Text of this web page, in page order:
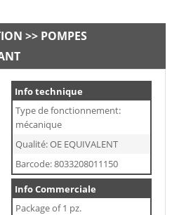
>> POMPES
Info technique
Type de fonctionnement:
mécanique
Qualité: OE EQUIVALENT
Barcode: 8033208011150
Info Commerciale
Package of 1 pz.